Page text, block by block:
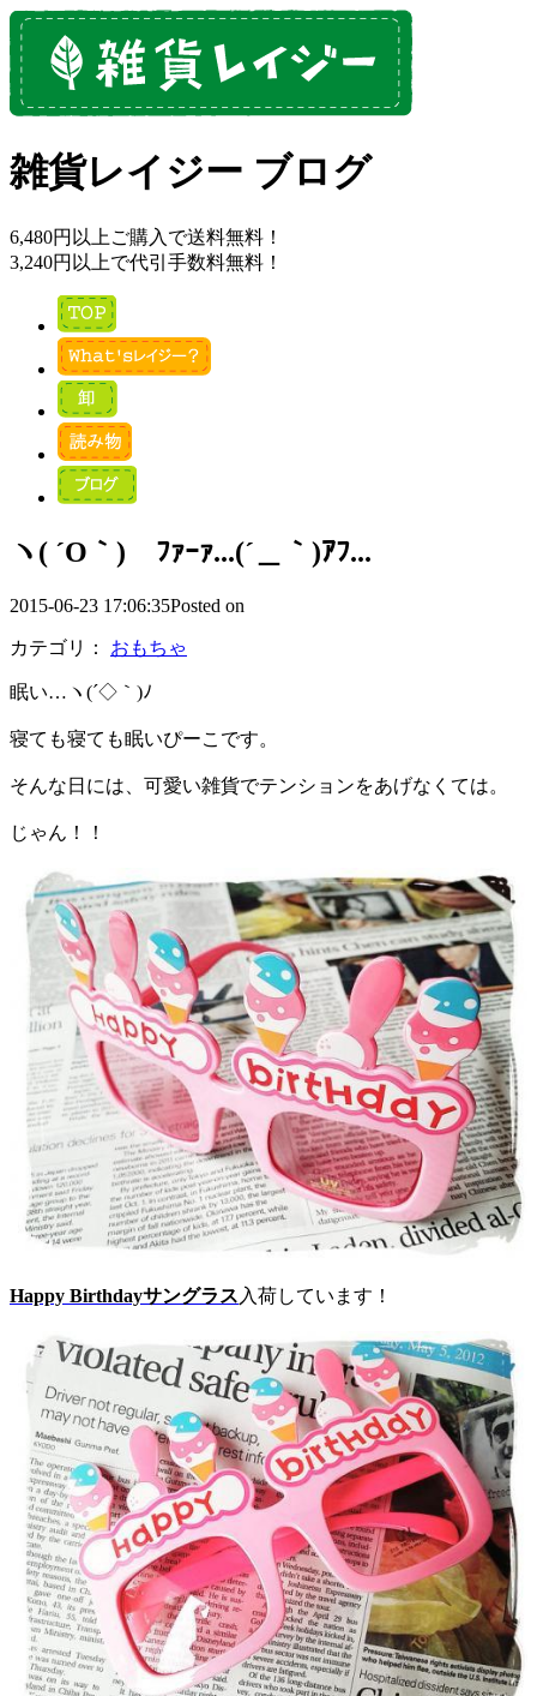
雑貨レイジー ブログ
6,480円以上ご購入で送料無料！
3,240円以上で代引手数料無料！
ヽ( ´O｀)ゞﾌｧｰｧ...(´＿｀)ｱﾌ...
2015-06-23 17:06:35Posted on
カテゴリ： おもちゃ
眠い…ヽ(´◇｀)ﾉ
寝ても寝ても眠いぴーこです。
そんな日には、可愛い雑貨でテンションをあげなくては。
じゃん！！
Happy Birthdayサングラス 入荷しています！